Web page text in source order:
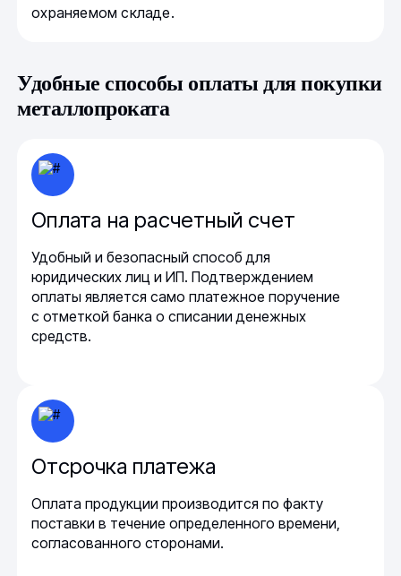
охраняемом складе.
Удобные способы оплаты для покупки
металлопроката
Оплата на расчетный счет
Удобный и безопасный способ для
юридических лиц и ИП. Подтверждением
оплаты является само платежное поручение
с отметкой банка о списании денежных
средств.
Отсрочка платежа
Оплата продукции производится по факту
поставки в течение определенного времени,
согласованного сторонами.